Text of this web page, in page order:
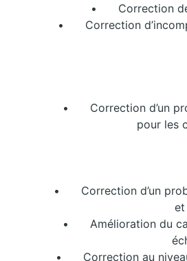
•
Correction
•
Correction
•
Correction d’un
pour les
•
Correction d’un
et
•
Amélioration du
•
Correction au